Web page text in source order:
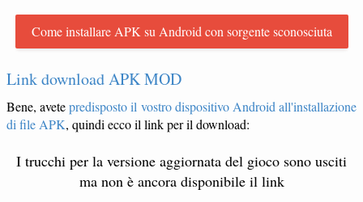
Come installare APK su Android con sorgente sconosciuta
Link download APK MOD
Bene, avetepredisposto il vostro dispositivo Android all'installazione
di file APK, quindi ecco il link per il download:
I trucchi per la versione aggiornata del gioco sono usciti
ma non è ancora disponibile il link